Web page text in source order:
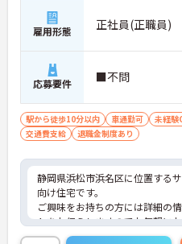
雇用形態 正社員(正職員)
応募要件 ■不問
駅から徒歩10分以内 車通勤可 未経験
交通費支給
退職金制度あり
静岡県浜松市浜名区に位置する
向け住宅です。
ご興味をお持ちの方には詳細の
トをお伝えしますのでお気軽に
いませ。